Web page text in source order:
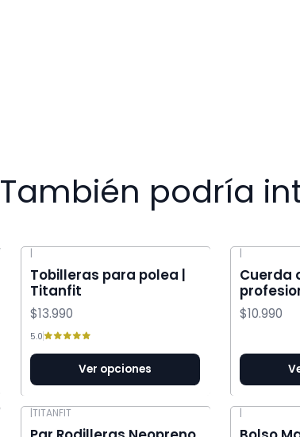
También podría
|
Tobilleras para polea |
Titanfit
$13.990
5.0
Ver opciones
|
Cuerda
$10.990
|TITANFIT |